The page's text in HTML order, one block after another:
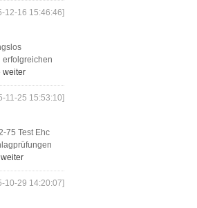
12-16 15:46:46]
erfolgreichen
weiter
11-25 15:53:10]
75 Test Ehc
10-29 14:20:07]